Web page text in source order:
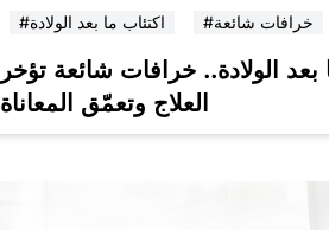
#اكتئاب ما بعد الولادة #خرافات شائعة
بعد الولادة.. خرافات شائعة تؤخر
العلاج وتعمّق المعاناة